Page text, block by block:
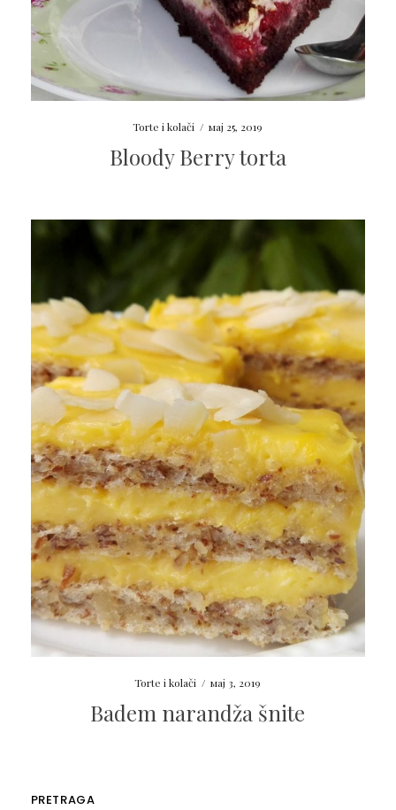
Torte i kolači / мај 25, 2019
Bloody Berry torta
Torte i kolači / мај 3, 2019
Badem narandža šnite
PRETRAGA